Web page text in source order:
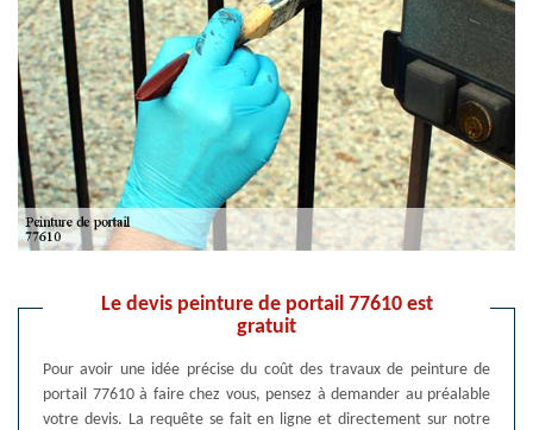
Le devis peinture de portail 77610 est
gratuit
Pour avoir une idée précise du coût des travaux de peinture de
portail 77610 à faire chez vous, pensez à demander au préalable
votre devis. La requête se fait en ligne et directement sur notre